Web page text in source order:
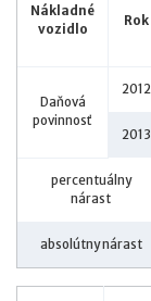
Nákladné
vozidlo
Rok
Daňová
povinnosť
2012
2013
percentuálny
nárast
absolútny nárast